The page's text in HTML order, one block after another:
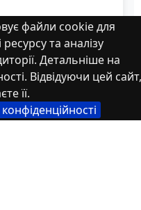
файли cookie для
ресурсу та аналізу
Детальніше на
Відвідуючи цей сайт,
її.